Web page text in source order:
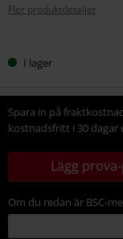
Fler produktdetaljer
dinI lager
Spara in på
kostnadsfritt i 30 dagar
Lägg
Om du redan är BSC-